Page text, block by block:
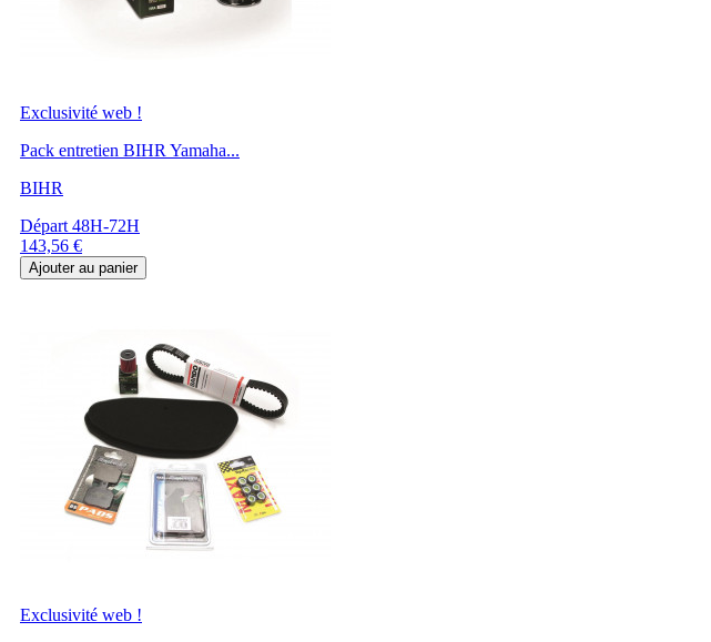
Exclusivité web !
Pack entretien BIHR Yamaha...
BIHR
Départ 48H-72H
Prix
143,56 €
Ajouter au panier
Exclusivité web !